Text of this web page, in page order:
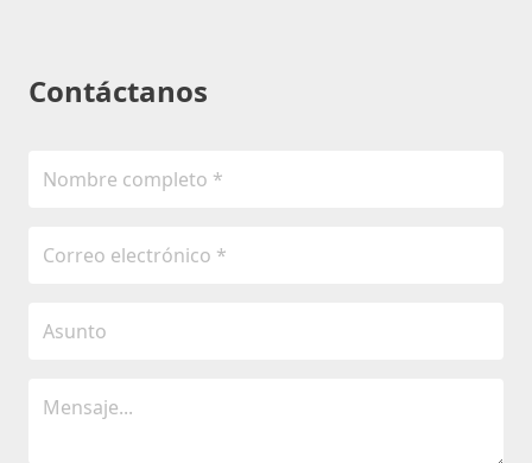
Contáctanos